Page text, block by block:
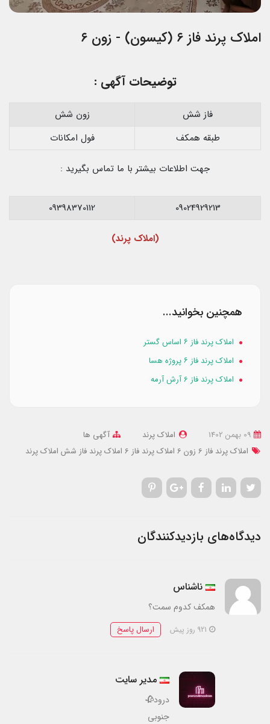
املاک پرند فاز ۶ (کیسون) - زون ۶
توضیحات آگهی :
فاز شش
زون شش
طبقه همکف
فول امکانات
جهت اطلاعات بیشتر با ما تماس بگیرید :
09024929213
09398370112
(املاک پرند)
همچنین بخوانید...
املاک پرند فاز ۶ اساس گستر
املاک پرند فاز ۶ پروژه هسا
املاک پرند فاز 6 آرش آرمه
املاک پرند
آگهی ها
املاک پرند فاز 6 زون 6
املاک پرند فاز 6 املاک پرند فاز شش املاک پرند
دیدگاه‌های بازدیدکنندگان
ناشناس
همکف کدوم سمت؟
ارسال پاسخ
مدیر سایت
درود🥀
جنوبی